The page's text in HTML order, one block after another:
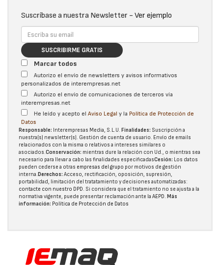
Suscríbase a nuestra Newsletter - Ver ejemplo
SUSCRIBIRME GRATIS
Marcar todos
Autorizo el envío de newsletters y avisos informativos
personalizados de interempresas.net
Autorizo el envío de comunicaciones de terceros vía
interempresas.net
He leído y acepto el Aviso Legal y la Política de Protección de
Datos
Responsable: Interempresas Media, S.L.U. Finalidades: Suscripción a
nuestra(s) newsletter(s). Gestión de cuenta de usuario. Envío de emails
relacionados con la misma o relativos a intereses similares o
asociados.Conservación: mientras dure la relación con Ud., o mientras sea
necesario para llevar a cabo las finalidades especificadasCesión: Los datos
pueden cederse a otras empresas del grupo por motivos de gestión
interna.Derechos: Acceso, rectificación, oposición, supresión,
portabilidad, limitación del tratatamiento y decisiones automatizadas:
contacte con nuestro DPD. Si considera que el tratamiento no se ajusta a la
normativa vigente, puede presentar reclamación ante la AEPD. Más
información: Política de Protección de Datos